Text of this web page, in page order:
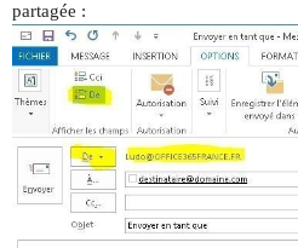
partagée :